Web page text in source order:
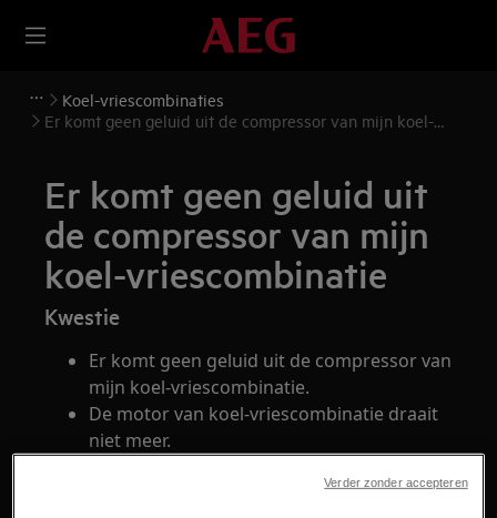
Koel-vriescombinaties
Er komt geen geluid uit de compressor van mijn koel-
Er komt geen geluid uit
de compressor van mijn
koel-vriescombinatie
Kwestie
Er komt geen geluid uit de compressor van
mijn koel-vriescombinatie.
De motor van koel-vriescombinatie draait
niet meer.
Verder zonder accepteren